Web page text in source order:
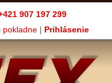
907 197 299
pokladne| Prihlásenie